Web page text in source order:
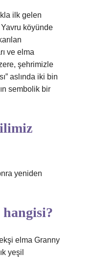
ilk gelen
Yavru köyünde
ve elma
şehrimizle
aslında iki bin
sembolik bir
yeniden
elma Granny
yeşil